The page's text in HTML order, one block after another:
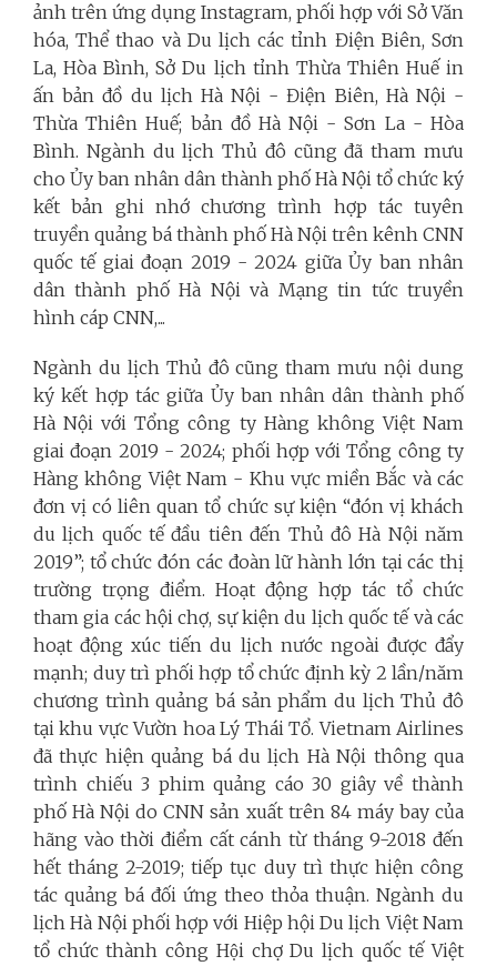
ảnh trên ứng dụng Instagram, phối hợp với Sở Văn
hóa, Thể thao và Du lịch các tỉnh Điện Biên, Sơn
La, Hòa Bình, Sở Du lịch tỉnh Thừa Thiên Huế in
ấn bản đồ du lịch Hà Nội - Điện Biên, Hà Nội -
Thừa Thiên Huế; bản đồ Hà Nội - Sơn La - Hòa
Bình. Ngành du lịch Thủ đô cũng đã tham mưu
cho Ủy ban nhân dân thành phố Hà Nội tổ chức ký
kết bản ghi nhớ chương trình hợp tác tuyên
truyền quảng bá thành phố Hà Nội trên kênh CNN
quốc tế giai đoạn 2019 - 2024 giữa Ủy ban nhân
dân thành phố Hà Nội và Mạng tin tức truyền
hình cáp CNN,...
Ngành du lịch Thủ đô cũng tham mưu nội dung
ký kết hợp tác giữa Ủy ban nhân dân thành phố
Hà Nội với Tổng công ty Hàng không Việt Nam
giai đoạn 2019 - 2024; phối hợp với Tổng công ty
Hàng không Việt Nam - Khu vực miền Bắc và các
đơn vị có liên quan tổ chức sự kiện “đón vị khách
du lịch quốc tế đầu tiên đến Thủ đô Hà Nội năm
2019”; tổ chức đón các đoàn lữ hành lớn tại các thị
trường trọng điểm. Hoạt động hợp tác tổ chức
tham gia các hội chợ, sự kiện du lịch quốc tế và các
hoạt động xúc tiến du lịch nước ngoài được đẩy
mạnh; duy trì phối hợp tổ chức định kỳ 2 lần/năm
chương trình quảng bá sản phẩm du lịch Thủ đô
tại khu vực Vườn hoa Lý Thái Tổ. Vietnam Airlines
đã thực hiện quảng bá du lịch Hà Nội thông qua
trình chiếu 3 phim quảng cáo 30 giây về thành
phố Hà Nội do CNN sản xuất trên 84 máy bay của
hãng vào thời điểm cất cánh từ tháng 9-2018 đến
hết tháng 2-2019; tiếp tục duy trì thực hiện công
tác quảng bá đối ứng theo thỏa thuận. Ngành du
lịch Hà Nội phối hợp với Hiệp hội Du lịch Việt Nam
tổ chức thành công Hội chợ Du lịch quốc tế Việt